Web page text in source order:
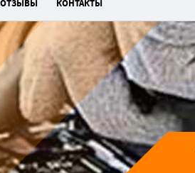
ОТЗЫВЫ КОНТАКТЫ